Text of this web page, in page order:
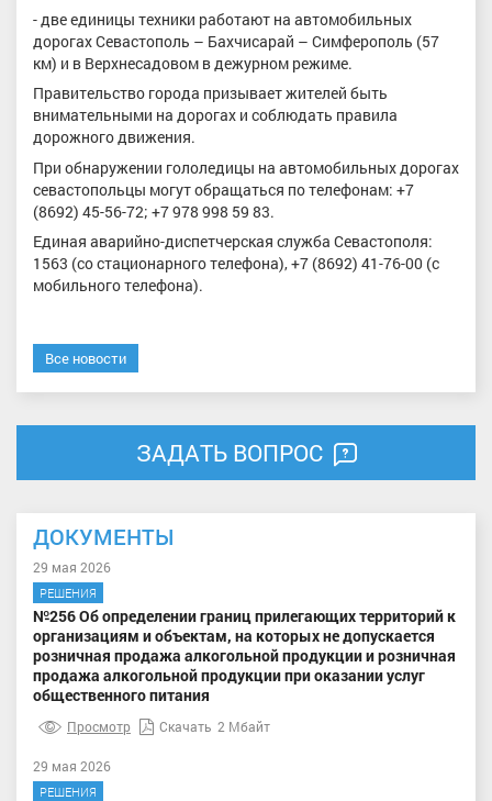
- две единицы техники работают на автомобильных
дорогах Севастополь – Бахчисарай – Симферополь (57
км) и в Верхнесадовом в дежурном режиме.
Правительство города призывает жителей быть
внимательными на дорогах и соблюдать правила
дорожного движения.
При обнаружении гололедицы на автомобильных дорогах
севастопольцы могут обращаться по телефонам: +7
(8692) 45-56-72; +7 978 998 59 83.
Единая аварийно-диспетчерская служба Севастополя:
1563 (со стационарного телефона), +7 (8692) 41-76-00 (с
мобильного телефона).
Все новости
ЗАДАТЬ ВОПРОС
ДОКУМЕНТЫ
29 мая 2026
РЕШЕНИЯ
№256 Об определении границ прилегающих территорий к
организациям и объектам, на которых не допускается
розничная продажа алкогольной продукции и розничная
продажа алкогольной продукции при оказании услуг
общественного питания
Просмотр Скачать 2 Мбайт
29 мая 2026
РЕШЕНИЯ